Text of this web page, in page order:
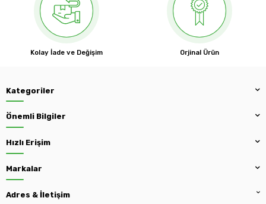
Kolay İade ve Değişim Orjinal Ürün
Kategoriler
Önemli Bilgiler
Hızlı Erişim
Markalar
Adres & İletişim